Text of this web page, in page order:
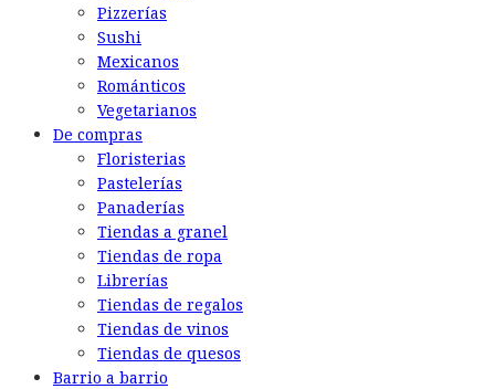
Pizzerías
Sushi
Mexicanos
Románticos
Vegetarianos
De compras
Floristerias
Pastelerías
Panaderías
Tiendas a granel
Tiendas de ropa
Librerías
Tiendas de regalos
Tiendas de vinos
Tiendas de quesos
Barrio a barrio